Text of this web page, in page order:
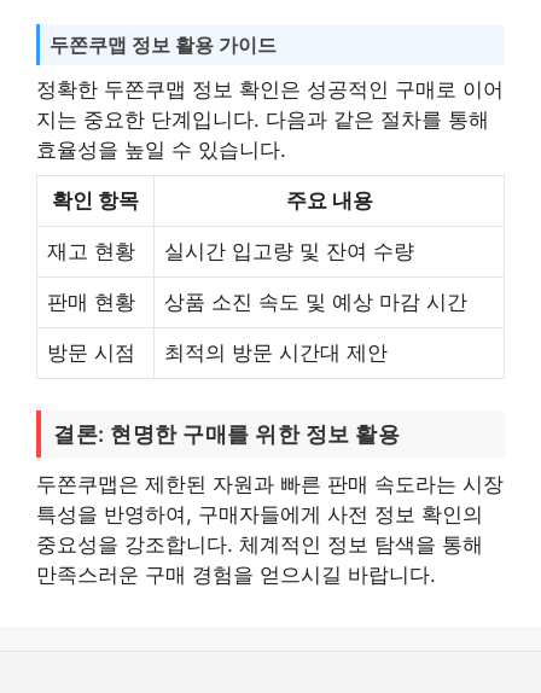
두쫀쿠맵 정보 활용 가이드
정확한 두쫀쿠맵 정보 확인은 성공적인 구매로 이어
지는 중요한 단계입니다. 다음과 같은 절차를 통해
효율성을 높일 수 있습니다.
확인 항목 주요 내용
재고 현황 실시간 입고량 및 잔여 수량
판매 현황 상품 소진 속도 및 예상 마감 시간
방문 시점 최적의 방문 시간대 제안
결론: 현명한 구매를 위한 정보 활용
두쫀쿠맵은 제한된 자원과 빠른 판매 속도라는 시장
특성을 반영하여, 구매자들에게 사전 정보 확인의
중요성을 강조합니다. 체계적인 정보 탐색을 통해
만족스러운 구매 경험을 얻으시길 바랍니다.